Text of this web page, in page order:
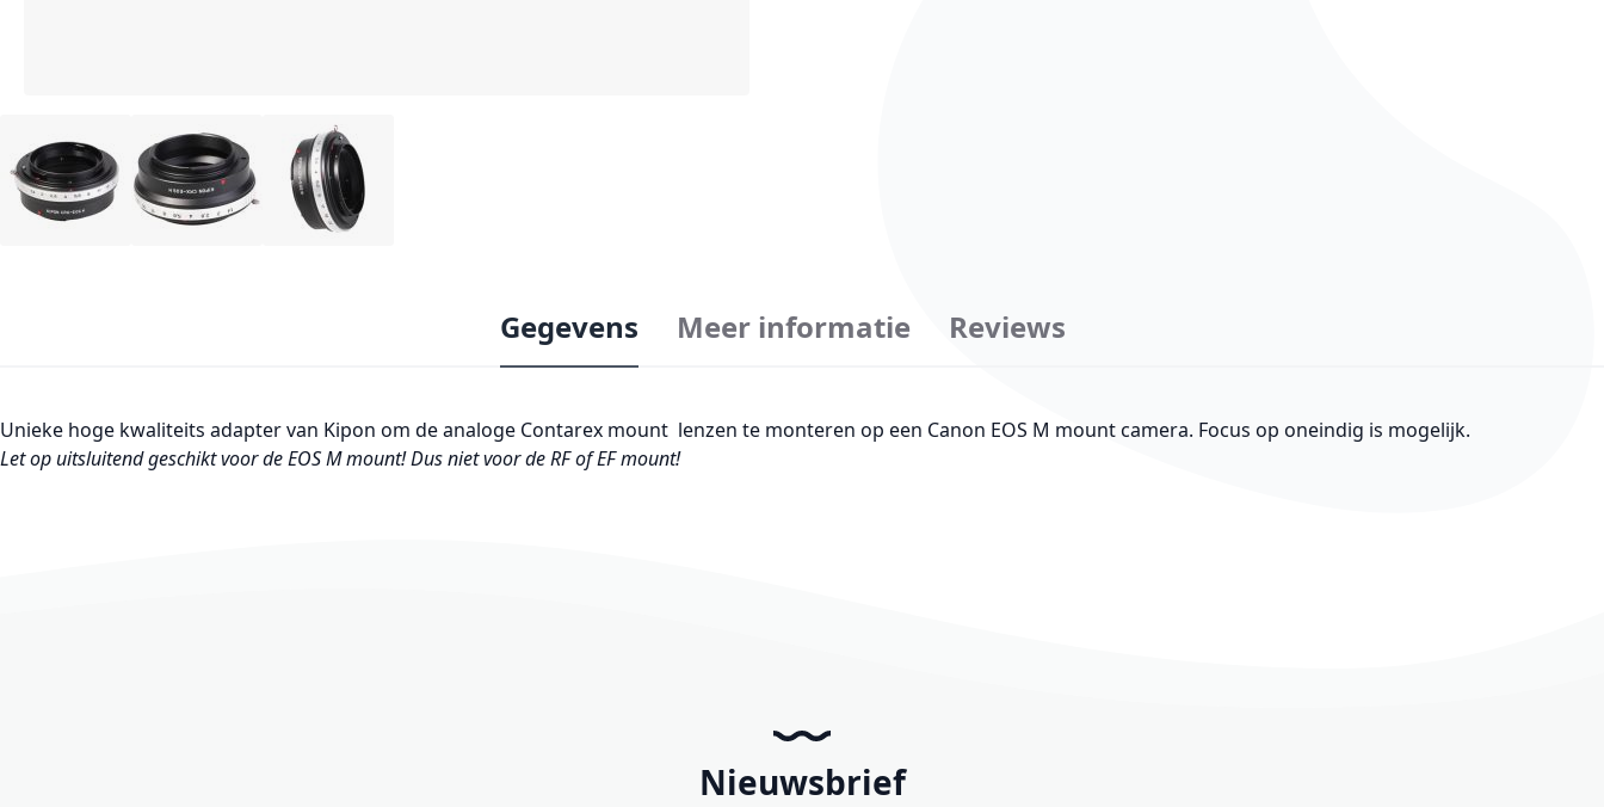
Gegevens
Unieke hoge kwaliteits adapter van Kipon om de analoge Contarex mount lenzen te monteren op een Canon EOS M mount camera. Focus op oneindig is mogelijk.
Let op uitsluitend geschikt voor de EOS M mount! Dus niet voor de RF of EF mount!
Meer informatie Reviews
Nieuwsbrief